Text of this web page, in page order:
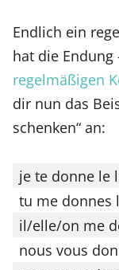
Endlich ein
hat die
regelmäßigen
dir nun das
schenken“ an:
je te donne le
tu me donnes
il/elle/on me
nous vous